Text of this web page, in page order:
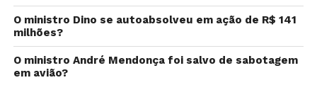
O ministro Dino se autoabsolveu em ação de R$ 141
milhões?
O ministro André Mendonça foi salvo de sabotagem
em avião?